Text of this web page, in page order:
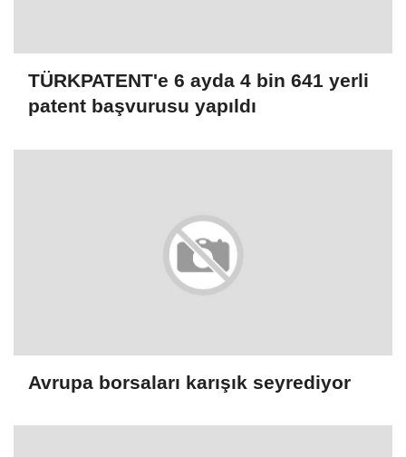
TÜRKPATENT'e 6 ayda 4 bin 641 yerli
patent başvurusu yapıldı
Avrupa borsaları karışık seyrediyor